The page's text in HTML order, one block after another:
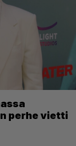
perhe vietti